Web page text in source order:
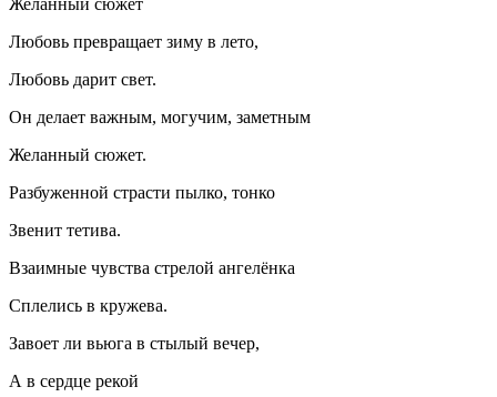
Желанный сюжет
Любовь превращает зиму в лето,
Любовь дарит свет.
Он делает важным, могучим, заметным
Желанный сюжет.
Разбуженной страсти пылко, тонко
Звенит тетива.
Взаимные чувства стрелой ангелёнка
Сплелись в кружева.
Завоет ли вьюга в стылый вечер,
А в сердце рекой